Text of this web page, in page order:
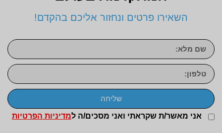
השאירו פרטים ונחזור אליכם בהקדם!
אני מאשר/ת שקראתי ואני מסכים/ה למדיניות הפרטיות
שליחה